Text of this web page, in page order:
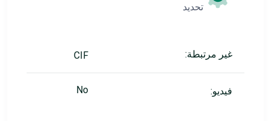
تحديد
غير مرتبطة: CIF
فيديو: No